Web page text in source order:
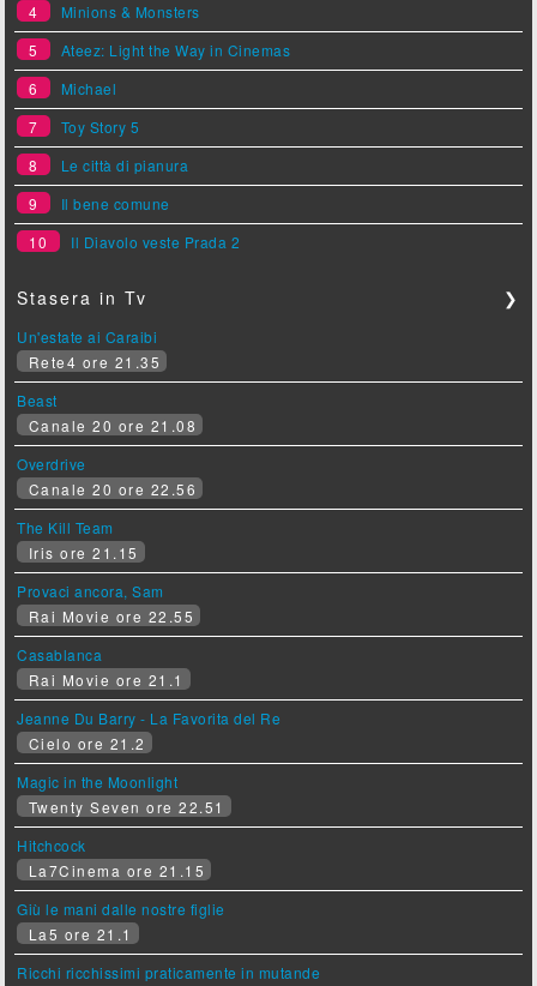
4
Minions & Monsters
5
Ateez: Light the Way in Cinemas
6
Michael
7
Toy Story 5
8
Le città di pianura
9
Il bene comune
10
Il Diavolo veste Prada 2
Stasera in Tv ❯
Un'estate ai Caraibi
Rete4 ore 21.35
Beast
Canale 20 ore 21.08
Overdrive
Canale 20 ore 22.56
The Kill Team
Iris ore 21.15
Provaci ancora, Sam
Rai Movie ore 22.55
Casablanca
Rai Movie ore 21.1
Jeanne Du Barry - La Favorita del Re
Cielo ore 21.2
Magic in the Moonlight
Twenty Seven ore 22.51
Hitchcock
La7Cinema ore 21.15
Giù le mani dalle nostre figlie
La5 ore 21.1
Ricchi ricchissimi praticamente in mutande